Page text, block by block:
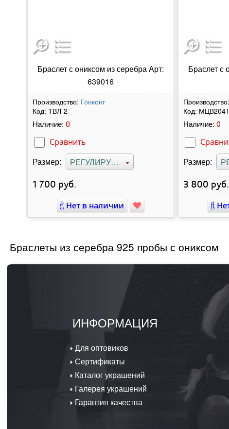
Браслет с ониксом из серебра Арт:
639016
Производство: Гонконг
Код: ТВЛ-2
Наличие: 0
Сравнить
Размер: РЕГУЛИРУЕМЫЙ
1 700 руб.
Нет в наличии
Браслет с
Производство:
Код: МЦВ2041
Наличие: 0
Размер:
3 800 руб.
Браслеты из серебра 925 пробы с ониксом
ИНФОРМАЦИЯ
Для оптовиков
Сертификаты
Каталог украшений
Галерея украшений
Гарантия качества